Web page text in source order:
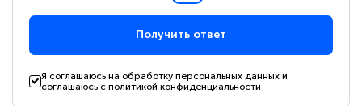
Получить ответ
Я соглашаюсь на обработку персональных данных и
соглашаюсь сполитикой конфиденциальности